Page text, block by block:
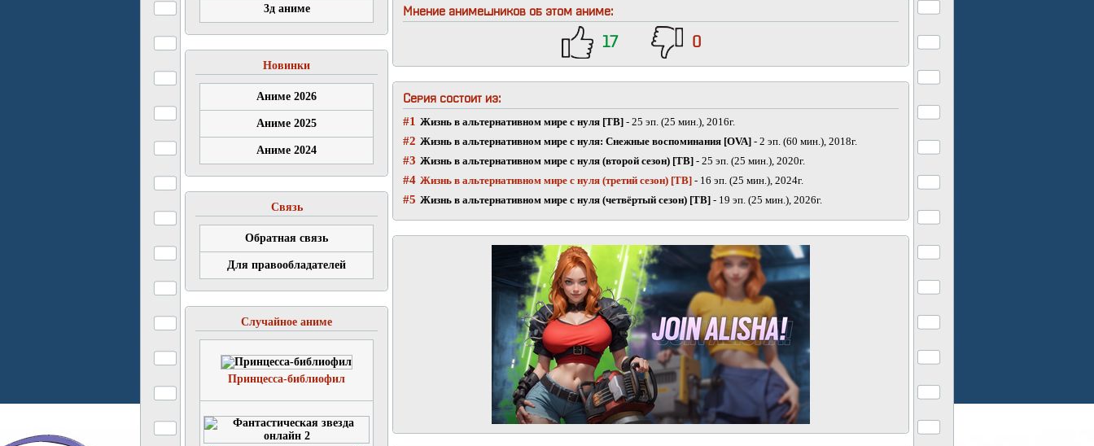
3д аниме
Новинки
Аниме 2026
Аниме 2025
Аниме 2024
Связь
Обратная связь
Для правообладателей
Случайное аниме
Принцесса-библиофил
Мнение анимешников об этом аниме:
17 0
Серия состоит из:
#1 Жизнь в альтернативном мире с нуля [ТВ] - 25 эп. (25 мин.), 2016г.
#2 Жизнь в альтернативном мире с нуля: Снежные воспоминания [OVA] - 2 эп. (60 мин.), 2018г.
#3 Жизнь в альтернативном мире с нуля (второй сезон) [ТВ] - 25 эп. (25 мин.), 2020г.
#4 Жизнь в альтернативном мире с нуля (третий сезон) [ТВ] - 16 эп. (25 мин.), 2024г.
#5 Жизнь в альтернативном мире с нуля (четвёртый сезон) [ТВ] - 19 эп. (25 мин.), 2026г.